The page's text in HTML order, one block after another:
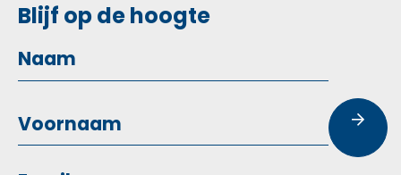
Blijf op de hoogte